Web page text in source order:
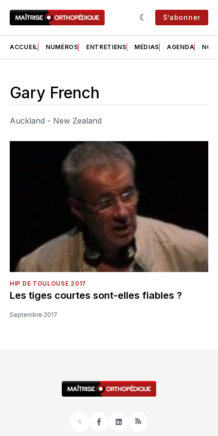
S’abonner
ACCUEIL NUMÉROS ENTRETIENS MÉDIAS AGENDA NOS
Gary French
Auckland - New Zealand
HIP DE TOULOUSE 2017
Les tiges courtes sont-elles fiables ?
Septembre 2017
𝕏
FacebookLinkedInRSS